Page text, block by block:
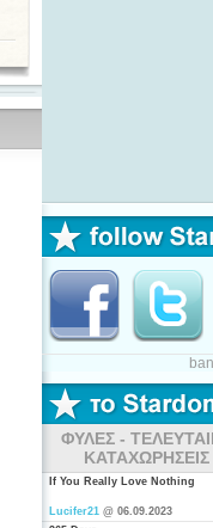
ΦΥΛΕΣ -
ΚΑΤΑΧΩΡΗΣΕΙΣ
If You Really Love Nothing
Lucifer21 @ 06.09.2023